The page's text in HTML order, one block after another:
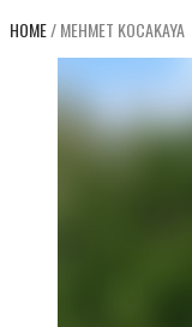
HOME/MEHMET KOCAKAYA